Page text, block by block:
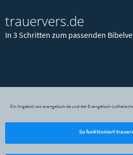
trauervers.de
In 3 Schritten zum passenden
Ein Angebot von evangelisch.de und der Evangelisch-
So funktioniert